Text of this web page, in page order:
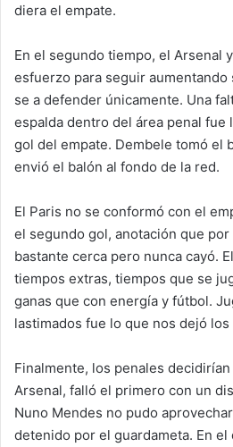
diera el empate.
En el segundo tiempo, el Arsenal
esfuerzo para seguir aumentando
se a defender únicamente. Una
espalda dentro del área penal fue
gol del empate. Dembele tomó el
envió el balón al fondo de la red.
El Paris no se conformó con el
el segundo gol, anotación que
bastante cerca pero nunca cayó.
tiempos extras, tiempos que se
ganas que con energía y fútbol.
lastimados fue lo que nos dejó los
Finalmente, los penales
Arsenal, falló el primero con un
Nuno Mendes no pudo
detenido por el guardameta. En el